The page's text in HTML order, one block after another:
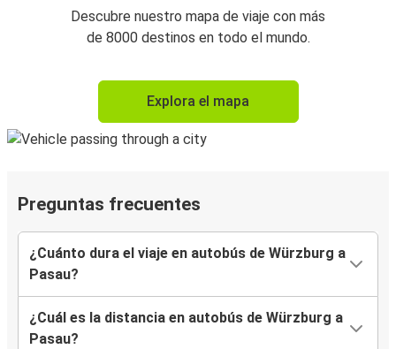
Descubre nuestro mapa de viaje con más
de 8000 destinos en todo el mundo.
Explora el mapa
Preguntas frecuentes
¿Cuánto dura el viaje en autobús de Würzburg a
Pasau?
¿Cuál es la distancia en autobús de Würzburg a
Pasau?